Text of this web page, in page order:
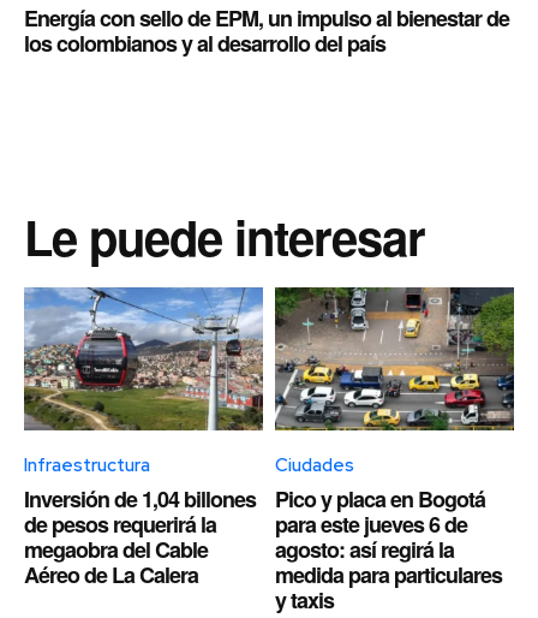
Energía con sello de EPM, un impulso al bienestar de
los colombianos y al desarrollo del país
Le puede interesar
Infraestructura
Inversión de 1,04 billones
de pesos requerirá la
megaobra del Cable
Aéreo de La Calera
Ciudades
Pico y placa en Bogotá
para este jueves 6 de
agosto: así regirá la
medida para particulares
y taxis